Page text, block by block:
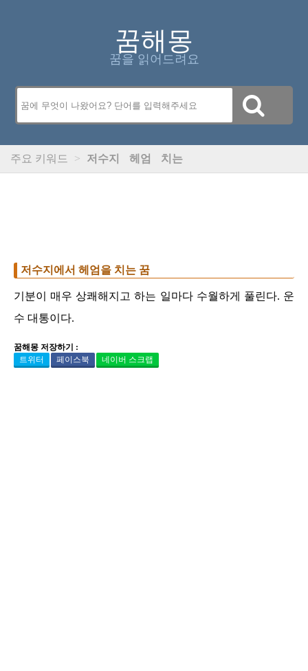
꿈해몽
꿈을 읽어드려요
주요 키워드 > 저수지 헤엄 치는
저수지에서 헤엄을 치는 꿈
기분이 매우 상쾌해지고 하는 일마다 수월하게 풀린다. 운
수 대통이다.
꿈해몽 저장하기 :
트위터
페이스북 네이버 스크랩